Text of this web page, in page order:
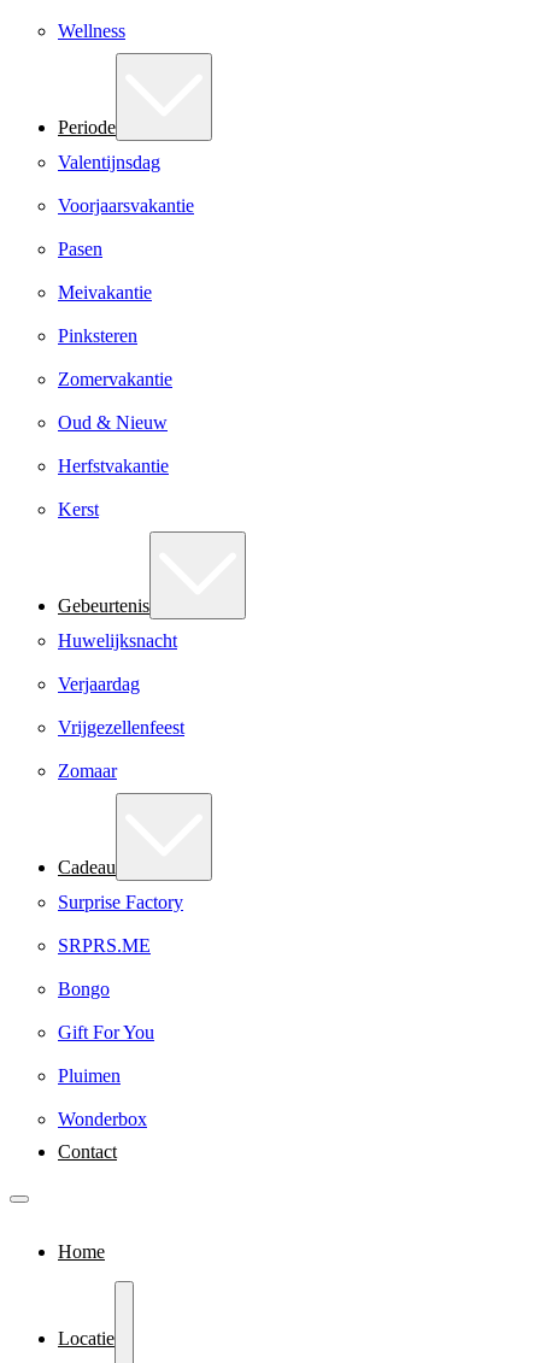
Wellness
Periode
Valentijnsdag
Voorjaarsvakantie
Pasen
Meivakantie
Pinksteren
Zomervakantie
Oud & Nieuw
Herfstvakantie
Kerst
Gebeurtenis
Huwelijksnacht
Verjaardag
Vrijgezellenfeest
Zomaar
Cadeau
Surprise Factory
SRPRS.ME
Bongo
Gift For You
Pluimen
Wonderbox
Contact
Home
Locatie